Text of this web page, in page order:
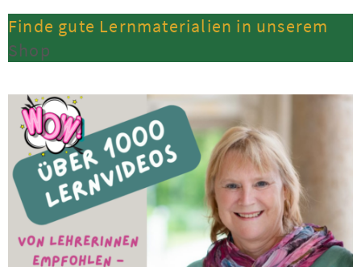
Finde gute Lernmaterialien in unserem
Shop